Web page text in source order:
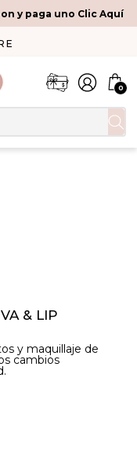
y paga uno Clic Aquí
0
& LIP
y maquillaje de
cambios